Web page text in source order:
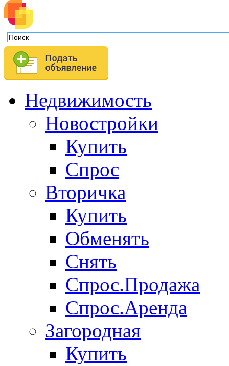
Недвижимость
Новостройки
Купить
Спрос
Вторичка
Купить
Обменять
Снять
Спрос.Продажа
Спрос.Аренда
Загородная
Купить